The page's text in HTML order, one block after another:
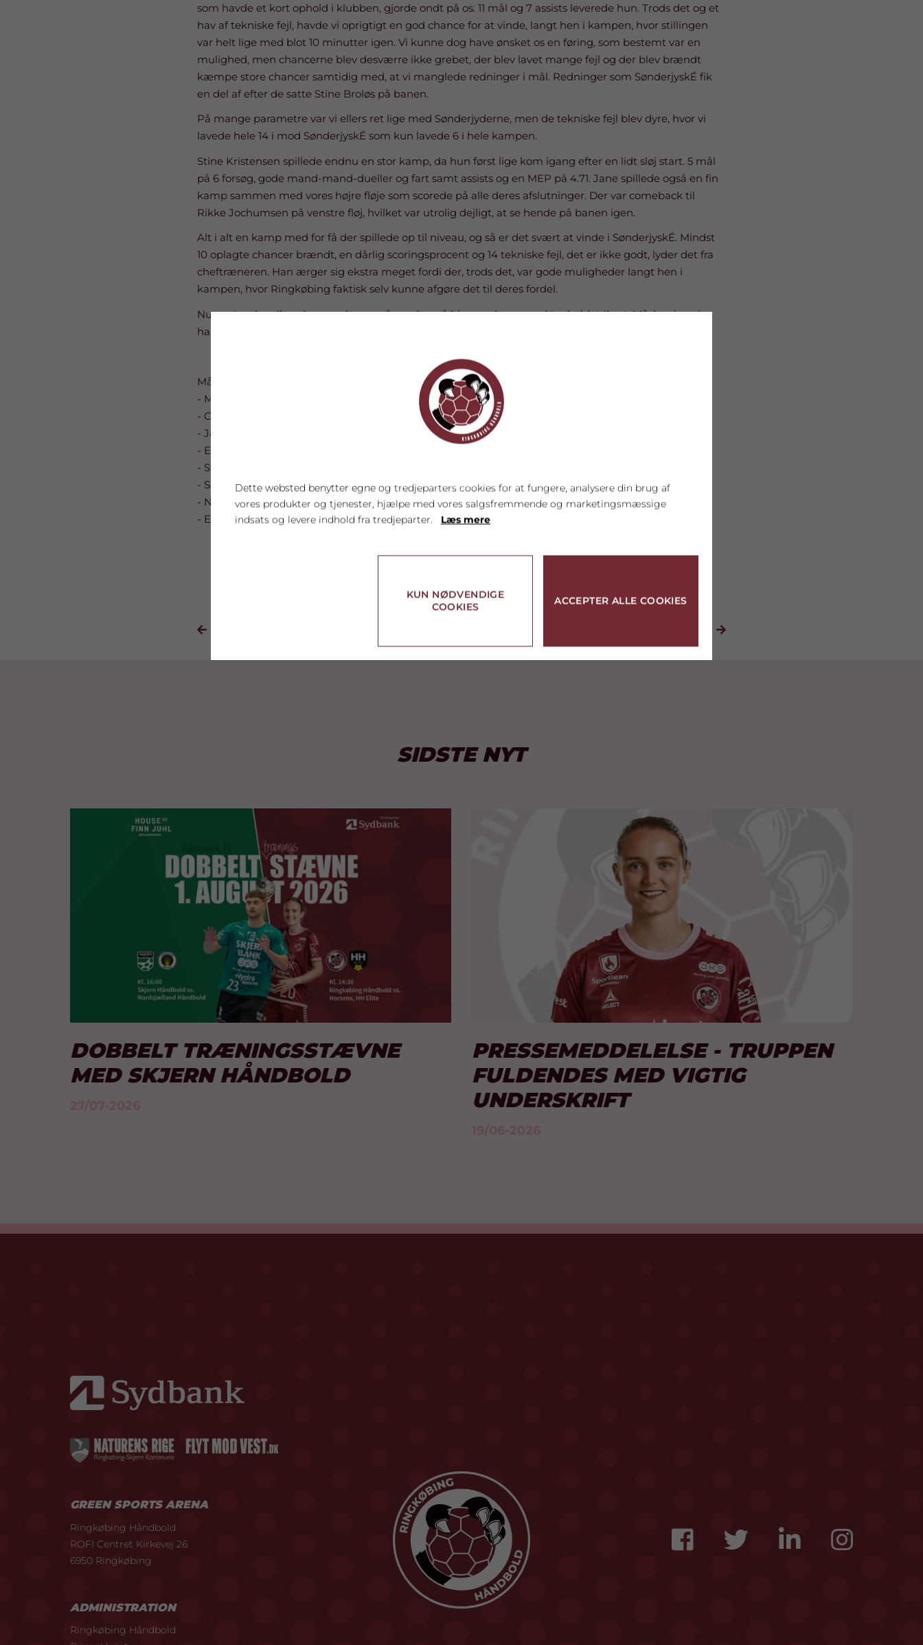
som havde et kort ophold i klubben, gjorde ondt på os. 11 mål og 7 assists leverede hun. Trods det og et
hav af tekniske fejl, havde vi oprigtigt en god chance for at vinde, langt hen i kampen, hvor stillingen
var helt lige med blot 10 minutter igen. Vi kunne dog have ønsket os en føring, som bestemt var en
mulighed, men chancerne blev desværre ikke grebet, der blev lavet mange fejl og der blev brændt
kæmpe store chancer samtidig med, at vi manglede redninger i mål. Redninger som SønderjyskÉ fik
en del af efter de satte Stine Broløs på banen.
På mange parametre var vi ellers ret lige med Sønderjyderne, men de tekniske fejl blev dyre, hvor vi
lavede hele 14 i mod SønderjyskÉ som kun lavede 6 i hele kampen.
Stine Kristensen spillede endnu en stor kamp, da hun først lige kom igang efter en lidt sløj start. 5 mål
på 6 forsøg, gode mand-mand-dueller og fart samt assists og en MEP på 4.71. Jane spillede også en fin
kamp sammen med vores højre fløje som scorede på alle deres afslutninger. Der var comeback til
Rikke Jochumsen på venstre fløj, hvilket var utrolig dejligt, at se hende på banen igen.
Alt i alt en kamp med for få der spillede op til niveau, og så er det svært at vinde i SønderjyskÉ. Mindst
10 oplagte chancer brændt, en dårlig scoringsprocent og 14 tekniske fejl, det er ikke godt, lyder det fra
cheftræneren. Han ærger sig ekstra meget fordi der, trods det, var gode muligheder langt hen i
kampen, hvor Ringkøbing faktisk selv kunne afgøre det til deres fordel.
Nu venter der allerede en ny kamp på onsdag på hjemmebane mod topholdet Ikast. Måske vi ses i
hallen?
Målscorer:
- Maria 1
- Caroline 1
- Jane 8
- Emilie 3
- Stine 5
- Sofie 1
- Nanna 6
- Emma
 
SIDSTE NYT
DOBBELT TRÆNINGSSTÆVNE
MED SKJERN HÅNDBOLD
27/07-2026
PRESSEMEDDELELSE - TRUPPEN
FULDENDES MED VIGTIG
UNDERSKRIFT
19/06-2026
GREEN SPORTS ARENA
Ringkøbing Håndbold
ROFI Centret Kirkevej 26
6950 Ringkøbing
ADMINISTRATION
Ringkøbing Håndbold
Dette websted benytter egne og tredjeparters cookies for at fungere, analysere din brug af
vores produkter og tjenester, hjælpe med vores salgsfremmende og marketingsmæssige
indsats og levere indhold fra tredjeparter. Læs mere
KUN NØDVENDIGE
COOKIES
ACCEPTER ALLE COOKIES